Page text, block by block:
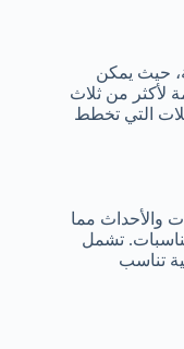
حيث يمكن
لأكثر من ثلاث
التي تخطط
والأحداث مما
تشمل
تناسب